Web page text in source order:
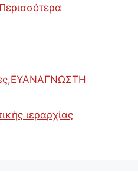
Περισσότερα
,ΕΥΑΝΑΓΝΩΣΤΗ
ιεραρχίας